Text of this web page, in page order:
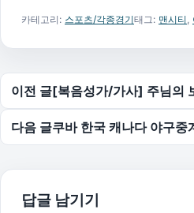
카테고리: 스포츠/각종경기태그: 맨시티,
글 탐색
이전 글[복음성가/가사] 주님의
다음 글쿠바 한국 캐나다 야구
답글 남기기